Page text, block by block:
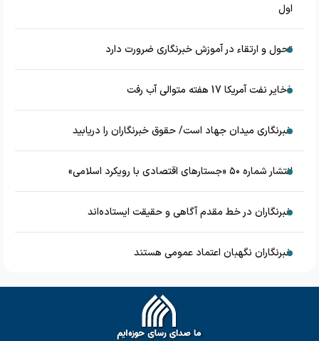
اول
تحول و ارتقاء در آموزش خبرنگاری ضرورت دارد
ذخایر نفت آمریکا 17 هفته متوالی آب رفت
خبرنگاری میدان جهاد است/ حقوق خبرنگاران را دریابید
انتشار شماره ۵۰ «جستارهای اقتصادی با رویکرد اسلامی»
خبرنگاران در خط مقدم آگاهی و حقیقت ایستاده‌اند
خبرنگاران نگهبان اعتماد عمومی هستند